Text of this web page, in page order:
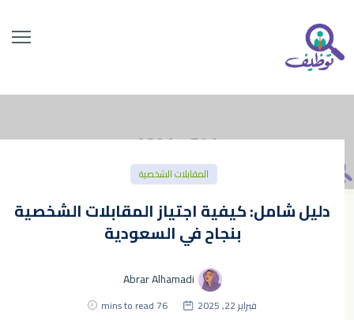
المقابلات الشخصية
دليل شامل: كيفية اجتياز المقابلات الشخصية
بنجاح في السعودية
Abrar Alhamadi
فبراير 22, 2025 76 mins to read